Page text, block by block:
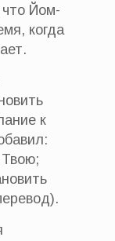
что Йом-
когда
к